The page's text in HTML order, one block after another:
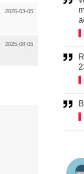
2026-03-05
2025-08-05
Regelmäßig seit 3 tagen anruf gegen